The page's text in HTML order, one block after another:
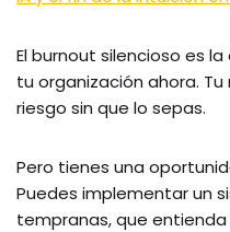
El burnout silencioso es la
tu organización ahora.
riesgo sin que lo sepas.
Pero tienes una
Puedes implementar un
tempranas, que